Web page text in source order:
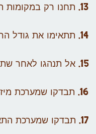
13. תחנו רק במקומות המותרים על מנת להימנע מגרירת המכונית.
14. תתאימו את גודל הרכב למספר הנוסעים, לגודל הנוסעים ולגודל המזוודות שאתם לוקחים לטיול.
15. אל תנהגו לאחר שתיית משקאות שהם אלכוהוליים.
16. תבדקו שמערכת מיזוג האוויר שבמכונית ששכרתם תקינה.
17. תבדקו שמערכת התאורה החיצונית תקינה וגם שמערכת התאורה הפנימית עובדת כהלכה.